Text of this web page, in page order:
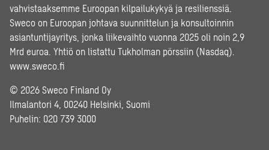
vahvistaaksemme Euroopan kilpailukykyä ja resilienssiä.
Sweco on Euroopan johtava suunnittelun ja konsultoinnin
asiantuntijayritys, jonka liikevaihto vuonna 2025 oli noin 2,9
Mrd euroa. Yhtiö on listattu Tukholman pörssiin (Nasdaq).
www.sweco.fi
© 2026 Sweco Finland Oy
Ilmalantori 4, 00240 Helsinki, Suomi
Puhelin: 020 739 3000